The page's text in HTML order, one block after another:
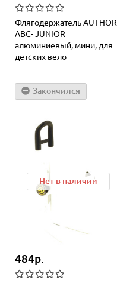
Флягодержатель AUTHOR
ABC- JUNIOR
алюминиевый, мини, для
детских вело
Закончился
Нет в наличии
484р.